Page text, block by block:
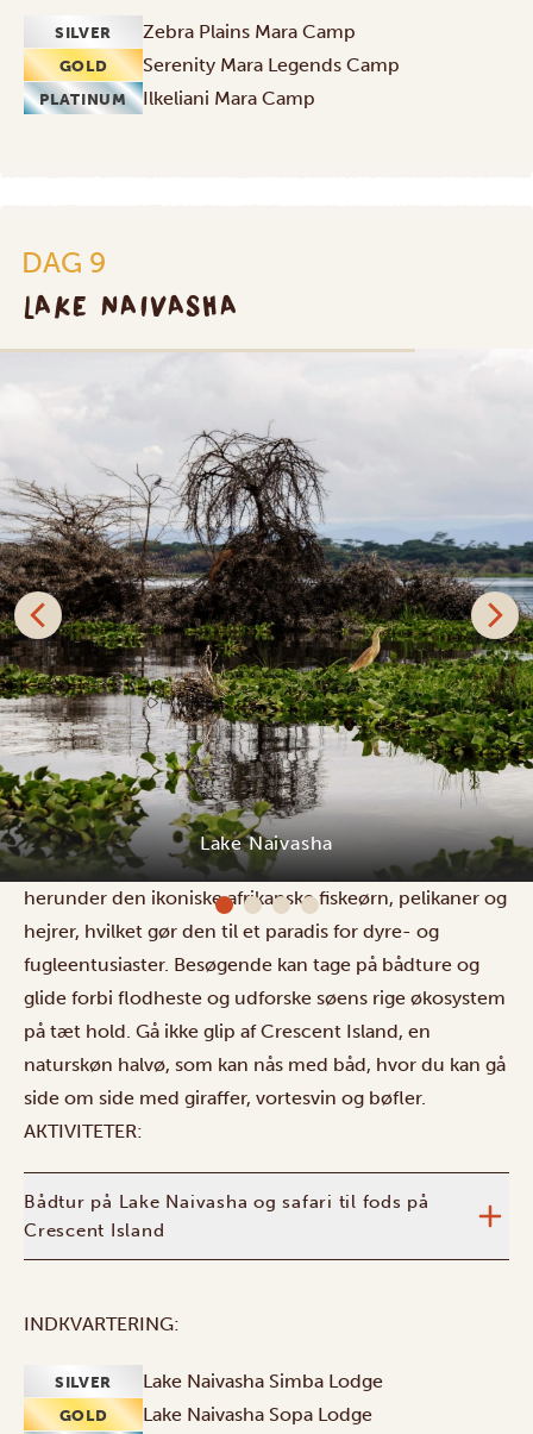
SILVER Zebra Plains Mara Camp
GOLD Serenity Mara Legends Camp
PLATINUM Ilkeliani Mara Camp
DAG 9
LAKE NAIVASHA
Lake Naivasha
Lake Naivasha er en smuk ferskvandssø i Kenyas Rift
Valley, beliggende 1.884 meter over havets overflade
og dækkende 139 kvadratkilometer. Den er hjem for
flodheste, forskellige fiskearter og over 400 fuglearter,
herunder den ikoniske afrikanske fiskeørn, pelikaner og
hejrer, hvilket gør den til et paradis for dyre- og
fugleentusiaster. Besøgende kan tage på bådture og
glide forbi flodheste og udforske søens rige økosystem
på tæt hold. Gå ikke glip af Crescent Island, en
naturskøn halvø, som kan nås med båd, hvor du kan gå
side om side med giraffer, vortesvin og bøfler.
AKTIVITETER:
Bådtur på Lake Naivasha og safari til fods på
Crescent Island
INDKVARTERING:
SILVER Lake Naivasha Simba Lodge
GOLD Lake Naivasha Sopa Lodge